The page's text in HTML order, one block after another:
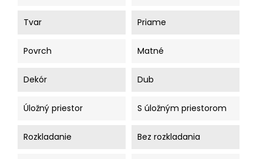
Tvar Priame
Povrch Matné
Dekór Dub
Úložný priestor S úložným priestorom
Rozkladanie Bez rozkladania